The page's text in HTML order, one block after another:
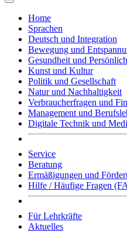
Home
Sprachen
Deutsch und Integration
Bewegung und
Gesundheit und
Kunst und Kultur
Politik und Gesellschaft
Natur und Nachhaltigkeit
Verbraucherfragen und
Management und
Digitale Technik und
Service
Beratung
Ermäßigungen und
Hilfe / Häufige Fragen
Für Lehrkräfte
Aktuelles